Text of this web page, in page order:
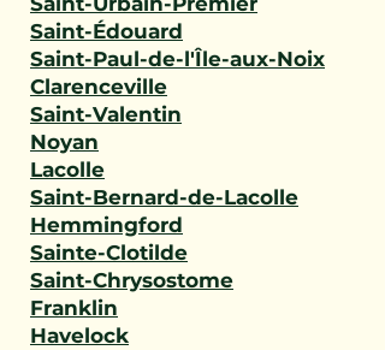
Saint-Édouard
Saint-Paul-de-l'Île-aux-Noix
Clarenceville
Saint-Valentin
Noyan
Lacolle
Saint-Bernard-de-Lacolle
Hemmingford
Sainte-Clotilde
Saint-Chrysostome
Franklin
Havelock